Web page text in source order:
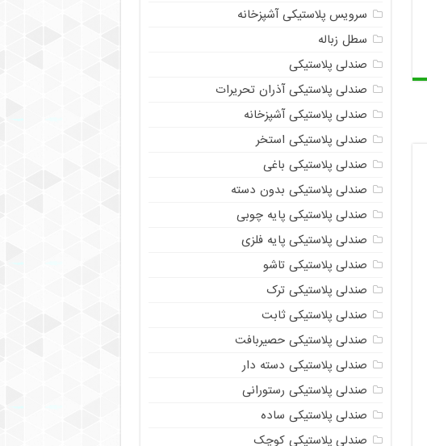
سرویس پلاستیکی آشپزخانه
سطل زباله
صندلی پلاستیکی
صندلی پلاستیکی آذران تحریرات
صندلی پلاستیکی آشپزخانه
صندلی پلاستیکی استخر
صندلی پلاستیکی باغی
صندلی پلاستیکی بدون دسته
صندلی پلاستیکی پایه چوبی
صندلی پلاستیکی پایه فلزی
صندلی پلاستیکی تاشو
صندلی پلاستیکی ترک
صندلی پلاستیکی ثابت
صندلی پلاستیکی حصیربافت
صندلی پلاستیکی دسته دار
صندلی پلاستیکی رستورانی
صندلی پلاستیکی ساده
صندلی پلاستیکی کوچک